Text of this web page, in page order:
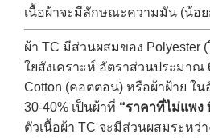
เนื้อผ้าจะมีลักษณะความมัน (น้อย
ผ้า TC มีส่วนผสมของ Polyester
ใยสังเคราะห์ อัตราส่วนประมาณ
Cotton (คอตตอน) หรือผ้าฝ้าย ใ
30-40% เป็นผ้าที่ “ราคาที่ไม่แพ
ตัวเนื้อผ้า TC จะมีส่วนผสมระหว่